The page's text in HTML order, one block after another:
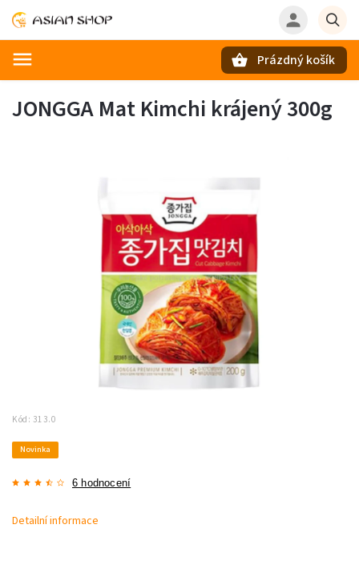
Prázdný košík
JONGGA Mat Kimchi krájený 300g
Kód: 313.0
Novinka
6 hodnocení
Detailní informace